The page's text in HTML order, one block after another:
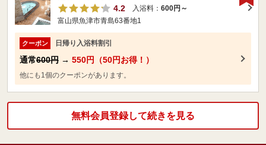
4.2
入浴料： 600円～
富山県魚津市青島63番地1
クーポン 日帰り入浴料割引
通常600円 → 550円（50円お得！）
他にも1個のクーポンがあります。
無料会員登録して続きを見る